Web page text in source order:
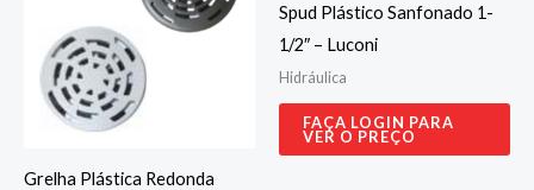
Grelha Plástica Redonda
Spud Plástico Sanfonado 1-
1/2″ – Luconi
Hidráulica
FAÇA LOGIN PARA
VER O PREÇO